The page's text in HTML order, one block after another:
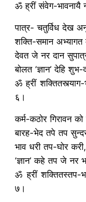
ॐ ह्रीं संवेग-भावनायै
पात्र- चतुर्विध देख
शक्ति-समान
देवत जे नर दान
बोलत ‘ज्ञान’ देहि
ॐ ह्रीं शक्तितस्त्याग-
६।
कर्म-कठोर गिरावन
बारह-भेद तपे तप
भाव धरी तप-घोर
‘ज्ञान’ कहे तप जे नर
ॐ ह्रीं शक्तितस्तप-
७।